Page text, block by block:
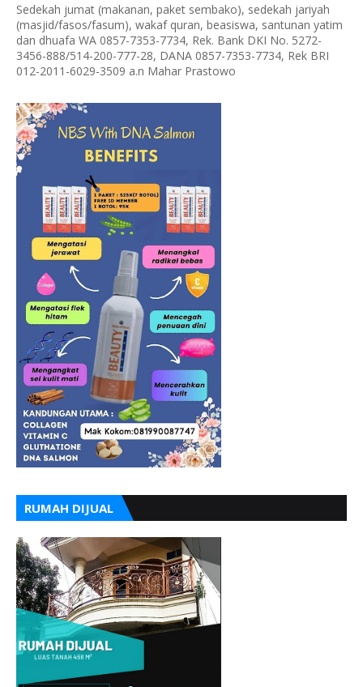
Sedekah jumat (makanan, paket sembako), sedekah jariyah
(masjid/fasos/fasum), wakaf quran, beasiswa, santunan yatim
dan dhuafa WA 0857-7353-7734, Rek. Bank DKI No. 5272-
3456-888/514-200-777-28, DANA 0857-7353-7734, Rek BRI
012-2011-6029-3509 a.n Mahar Prastowo
RUMAH DIJUAL